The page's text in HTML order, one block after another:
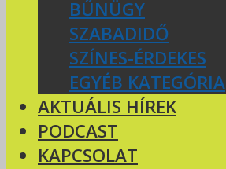
BŰNÜGY
SZABADIDŐ
SZÍNES-ÉRDEKES
EGYÉB KATEGÓRIA
AKTUÁLIS HÍREK
PODCAST
KAPCSOLAT